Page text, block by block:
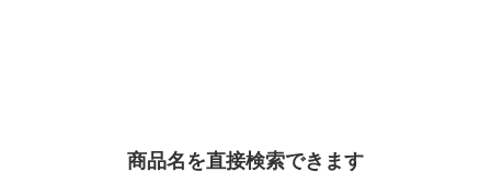
商品名を直接検索できます